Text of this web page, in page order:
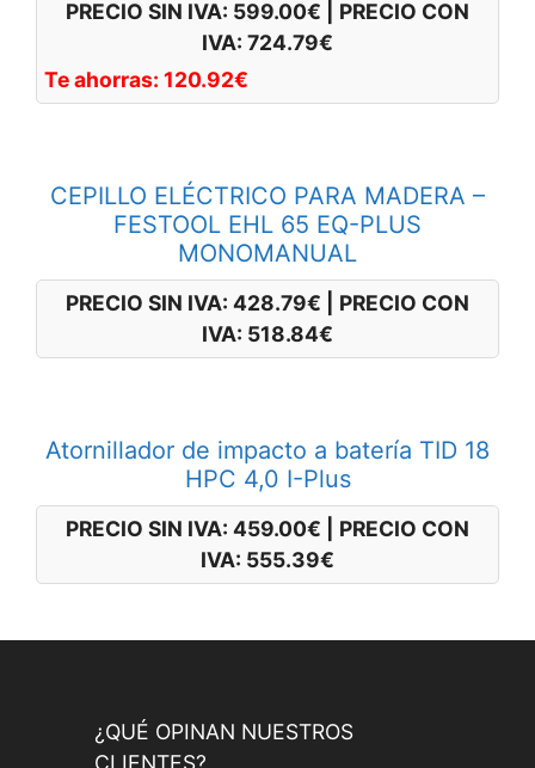
PRECIO SIN IVA: 599.00€
PRECIO CON
IVA: 724.79€
Te ahorras: 120.92€
CEPILLO ELÉCTRICO PARA MADERA –
FESTOOL EHL 65 EQ-PLUS
MONOMANUAL
PRECIO SIN IVA: 428.79€
PRECIO CON
IVA: 518.84€
Atornillador de impacto a batería TID 18
HPC 4,0 I-Plus
PRECIO SIN IVA: 459.00€
PRECIO CON
IVA: 555.39€
¿QUÉ OPINAN NUESTROS
CLIENTES?